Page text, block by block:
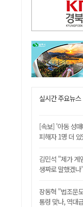
실시간 주요뉴스
[속보] '아동 성
피해자 1명 더
김민석 "제가 계
생짜로 말했겠
장동혁 "법조문
통령 맞나, 역대